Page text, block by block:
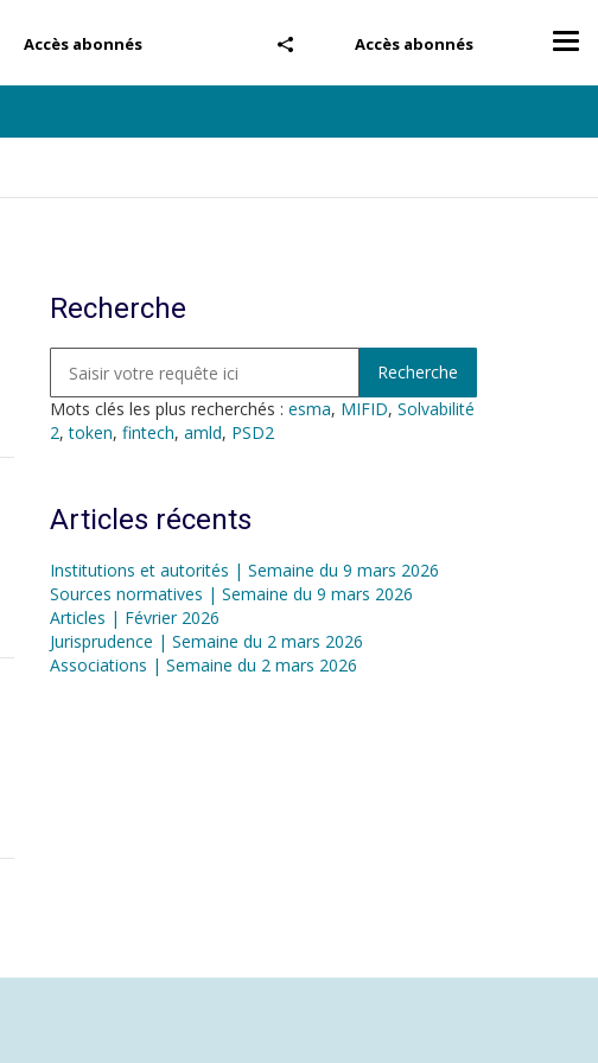
Accès abonnés
Accès abonnés
Recherche
Mots clés les plus recherchés : esma, MIFID, Solvabilité
2,token, fintech, amld, PSD2
Articles récents
Institutions et autorités | Semaine du 9 mars 2026
Sources normatives | Semaine du 9 mars 2026
Articles | Février 2026
Jurisprudence | Semaine du 2 mars 2026
Associations | Semaine du 2 mars 2026